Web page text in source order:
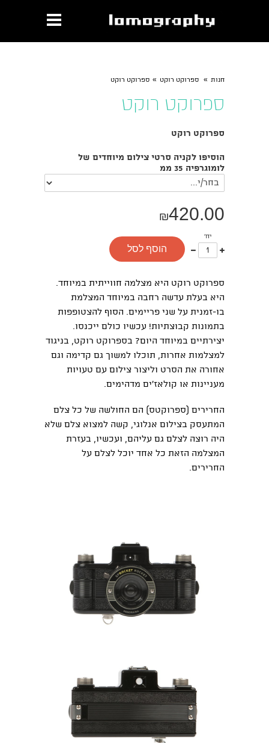
חנות » ספרוקט רוקט » ספרוקט רוקט
ספרוקט רוקט
ספרוקט רוקט
הוסיפו לקניה סרטי צילום מיוחדים של
לומוגרפיה 35 ממ
₪420.00
יח'
עוד
אחד
פחות
אחד
הוסף לסל
ספרוקט רוקט היא מצלמה חווייתית במיוחד.
היא בעלת עדשה רחבה במיוחד המצלמת
בו-זמנית על שני פריימים. הסוף להצטופפות
בתמונות קבוצתיות! עכשיו כולם ייכנסו.
יצירתיים במיוחד היום? בספרוקט רוקט, בניגוד
למצלמות אחרות, תוכלו למשוך גם קדימה וגם
אחורה את הסרט וליצור צילום עם טעויות
מעניינות או קולאז'ים מדהימים.
החרירים (ספרוקטס) הם החולשה של כל צלם
המתעסק בצילום אנלוגי, קשה למצוא צלם שלא
היה רוצה לצלם גם עליהם, ועכשיו, בעזרת
המצלמה הזאת כל אחד יוכל לצלם על
החרירים.